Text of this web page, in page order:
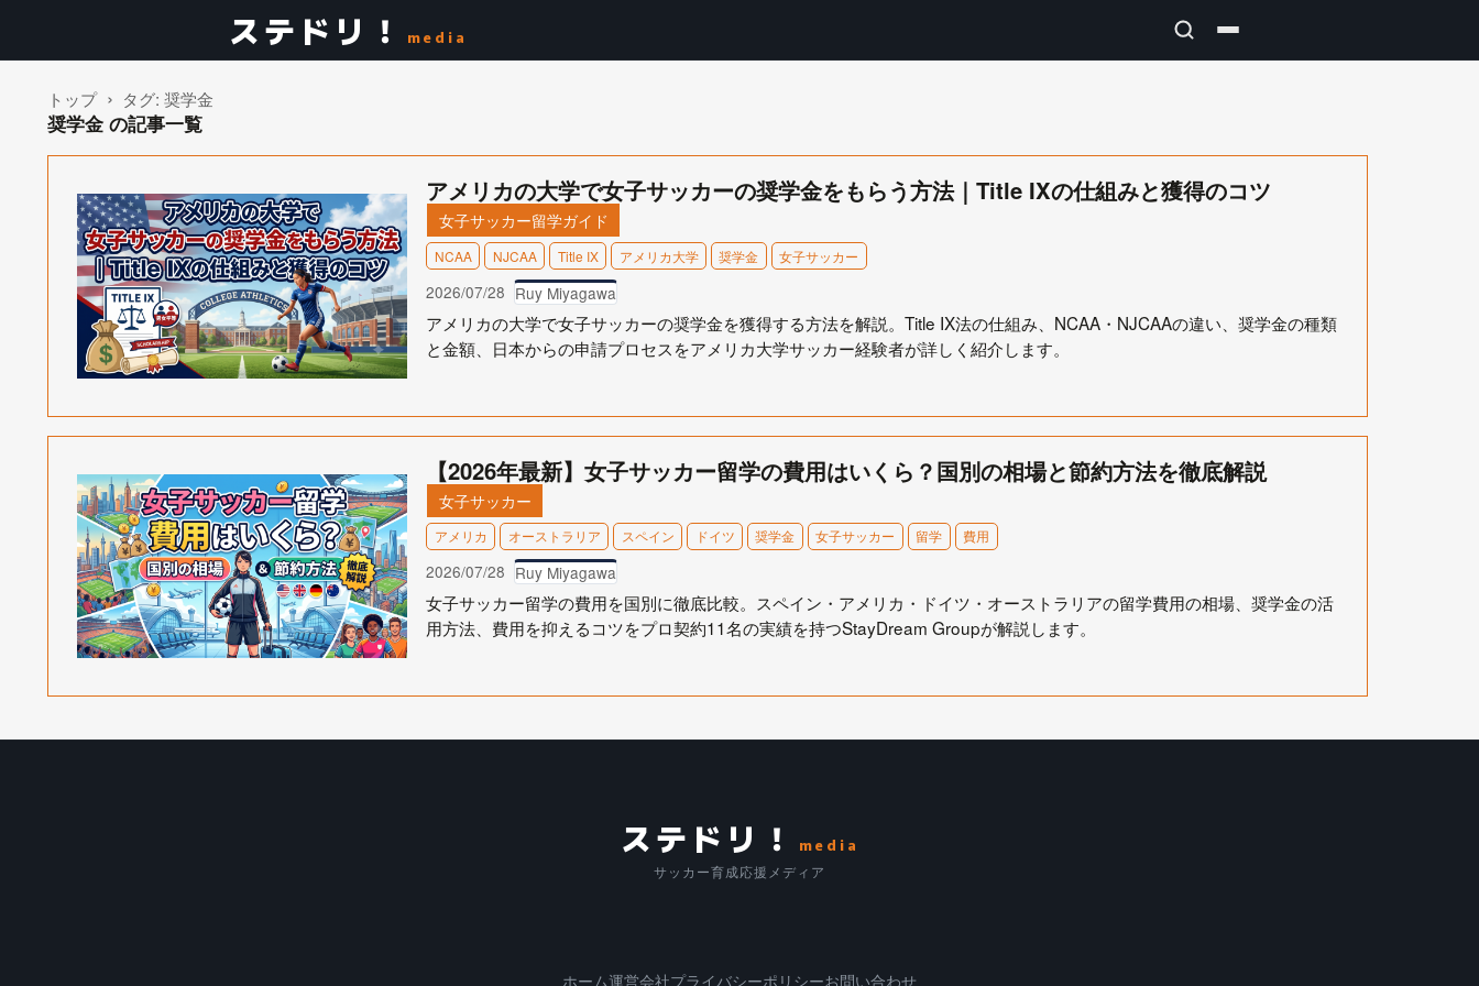
ステドリ！ media
トップ タグ:奨学金
奨学金 の記事一覧
アメリカの大学で女子サッカーの奨学金をもらう方法｜Title IXの仕組みと獲得のコツ
女子サッカー留学ガイド
NCAA NJCAA Title IX アメリカ大学 奨学金 女子サッカー
2026/07/28 Ruy Miyagawa
アメリカの大学で女子サッカーの奨学金を獲得する方法を解説。Title IX法の仕組み、NCAA・NJCAAの違い、奨学金の種類
と金額、日本からの申請プロセスをアメリカ大学サッカー経験者が詳しく紹介します。
【2026年最新】女子サッカー留学の費用はいくら？国別の相場と節約方法を徹底解説
女子サッカー
アメリカ オーストラリア スペイン ドイツ 奨学金 女子サッカー 留学 費用
2026/07/28 Ruy Miyagawa
女子サッカー留学の費用を国別に徹底比較。スペイン・アメリカ・ドイツ・オーストラリアの留学費用の相場、奨学金の活
用方法、費用を抑えるコツをプロ契約11名の実績を持つStayDream Groupが解説します。
ステドリ！ media
サッカー育成応援メディア
ホーム運営会社プライバシーポリシーお問い合わせ